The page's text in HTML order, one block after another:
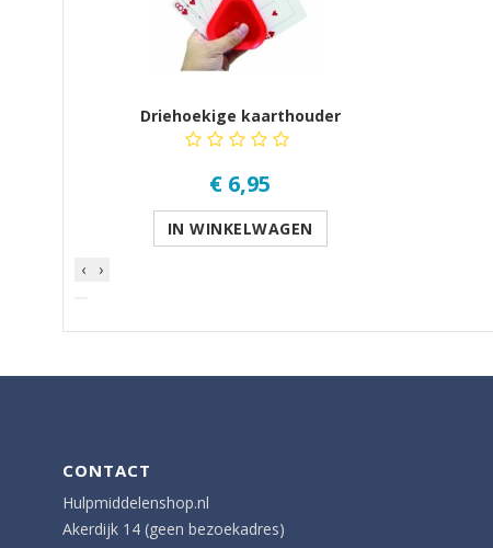
Driehoekige kaarthouder
€ 6,95
IN WINKELWAGEN
‹
›
CONTACT
Hulpmiddelenshop.nl
Akerdijk 14 (geen bezoekadres)